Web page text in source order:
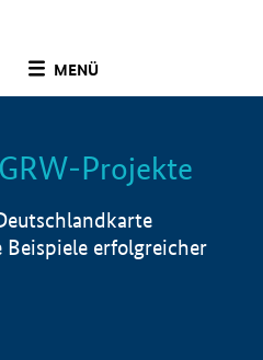
MENÜ
Info
Projekte
erfolgreicher